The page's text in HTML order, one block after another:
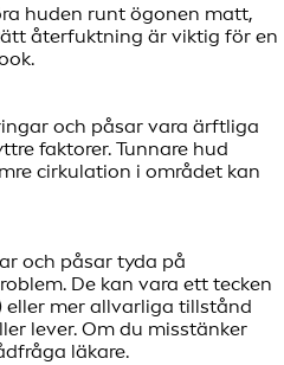
huden runt ögonen matt,
återfuktning är viktig för en
och påsar vara ärftliga
faktorer. Tunnare hud
cirkulation i området kan
och påsar tyda på
De kan vara ett tecken
mer allvarliga tillstånd
lever. Om du misstänker
läkare.